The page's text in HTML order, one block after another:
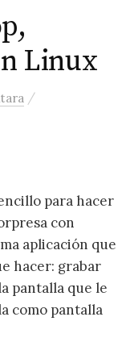
Linux
/
para hacer
con
aplicación que
hacer: grabar
pantalla que le
como pantalla